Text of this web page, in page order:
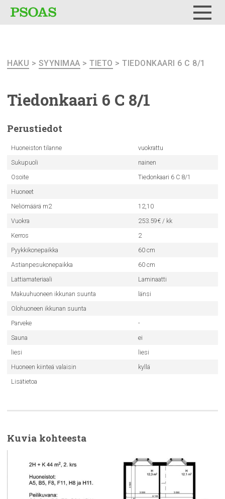
HAKU > SYYNIMAA > TIETO > TIEDONKAARI 6 C 8/1
Tiedonkaari 6 C 8/1
Perustiedot
Huoneiston tilanne
vuokrattu
Sukupuoli
nainen
Osoite
Tiedonkaari 6 C 8/1
Huoneet
Neliömäärä m2
12,10
Vuokra
253.59€ / kk
Kerros
2
Pyykkikonepaikka
60 cm
Astianpesukonepaikka
60 cm
Lattiamateriaali
Laminaatti
Makuuhuoneen ikkunan suunta
länsi
Olohuoneen ikkunan suunta
Parveke
-
Sauna
ei
liesi
liesi
Huoneen kiinteä valaisin
kyllä
Lisätietoa
Kuvia kohteesta